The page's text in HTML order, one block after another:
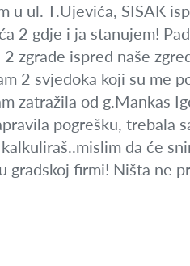
u ul. T.Ujevića, SISAK
2 gdje i ja stanujem!
zgrade ispred naše
2 svjedoka koji su me
zatražila od g.Mankas
pogrešku,
da će
gradskoj firmi! Ništa